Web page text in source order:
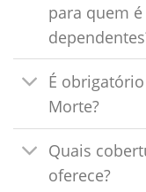
para quem
É
Morte?
Quais
oferece?